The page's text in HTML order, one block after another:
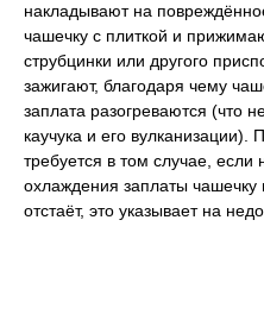
накладывают на
чашечку с плиткой и
струбцинки или другого
зажигают, благодаря чему
заплата разогреваются (что
каучука и его
требуется в том случае, если
охлаждения заплаты чашечку
отстаёт, это указывает на